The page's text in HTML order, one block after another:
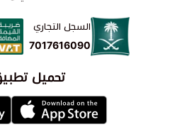
السجل التجاري
7017616090
تحميل